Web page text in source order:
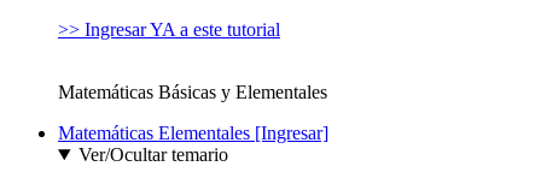
>> Ingresar YA a este tutorial
Matemáticas Básicas y Elementales
Matemáticas Elementales [Ingresar]
Ver/Ocultar temario